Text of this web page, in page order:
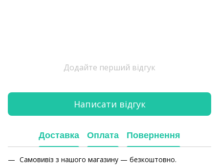
Додайте перший відгук
Написати відгук
Доставка Оплата Повернення
Самовивіз з нашого магазину — безкоштовно.